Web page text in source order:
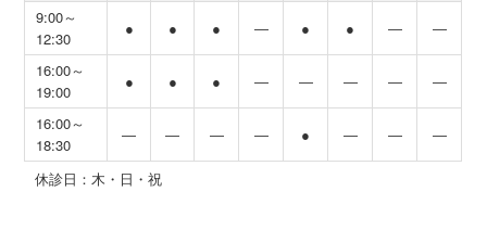
9:00～
12:30
● ● ● ― ● ● ― ―
16:00～
19:00
● ● ● ― ― ― ― ―
16:00～
18:30
― ― ― ― ● ― ― ―
休診日：木・日・祝